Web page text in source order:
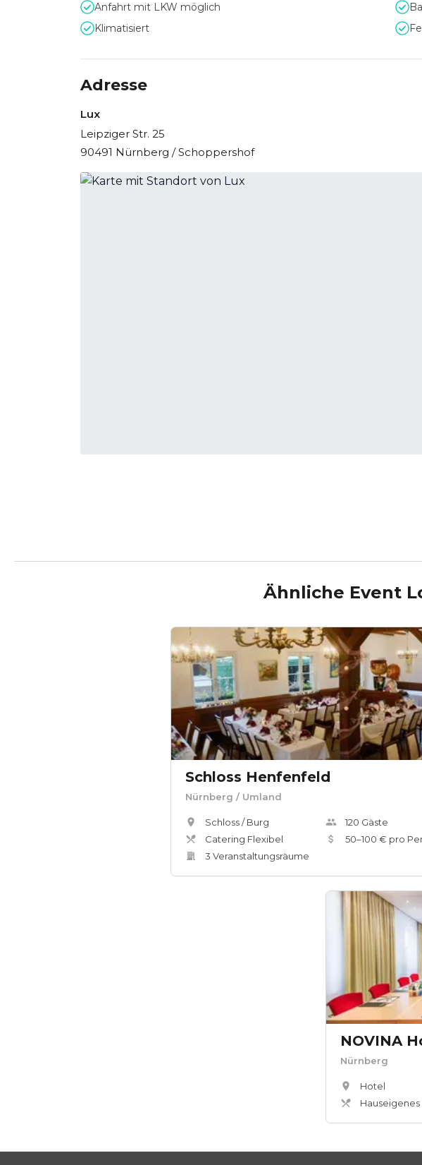
Anfahrt mit LKW möglich
Klimatisiert
Adresse
Lux
Leipziger Str. 25
90491 Nürnberg / Schoppershof
Ähnliche Event
Schloss Henfenfeld
Nürnberg / Umland
Schloss / Burg
Catering Flexibel
3 Veranstaltungsräume
120 Gäste
50–100 € pro
Nürnberg
Hotel